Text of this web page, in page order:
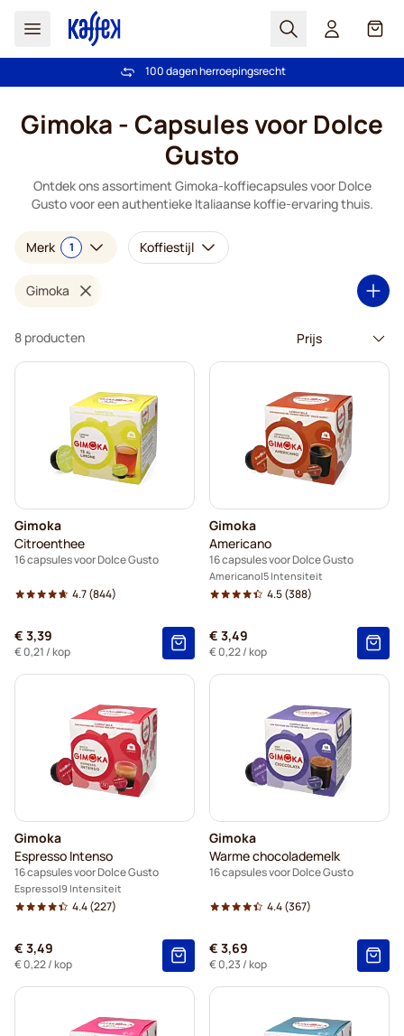
Zoek Cart
Gratis verzending vanaf € 49
100 dagen herroepingsrecht
Gimoka - Capsules voor Dolce
Gusto
Ontdek ons assortiment Gimoka-koffiecapsules voor Dolce
Gusto voor een authentieke Italiaanse koffie-ervaring thuis.
Merk 1 Koffiestijl
Gimoka
8 producten
Gimoka
Citroenthee
16 capsules voor Dolce Gusto
4.7(844)
€ 3,39
€ 0,21 / kop
Gimoka
Americano
16 capsules voor Dolce Gusto
Americano 5 Intensiteit
4.5(388)
€ 3,49
€ 0,22/ kop
Gimoka
Espresso Intenso
16 capsules voor Dolce Gusto
Espresso 9 Intensiteit
4.4(227)
€ 3,49
€ 0,22/ kop
Gimoka
Warme chocolademelk
16 capsules voor Dolce Gusto
4.4(367)
€ 3,69
€ 0,23 / kop